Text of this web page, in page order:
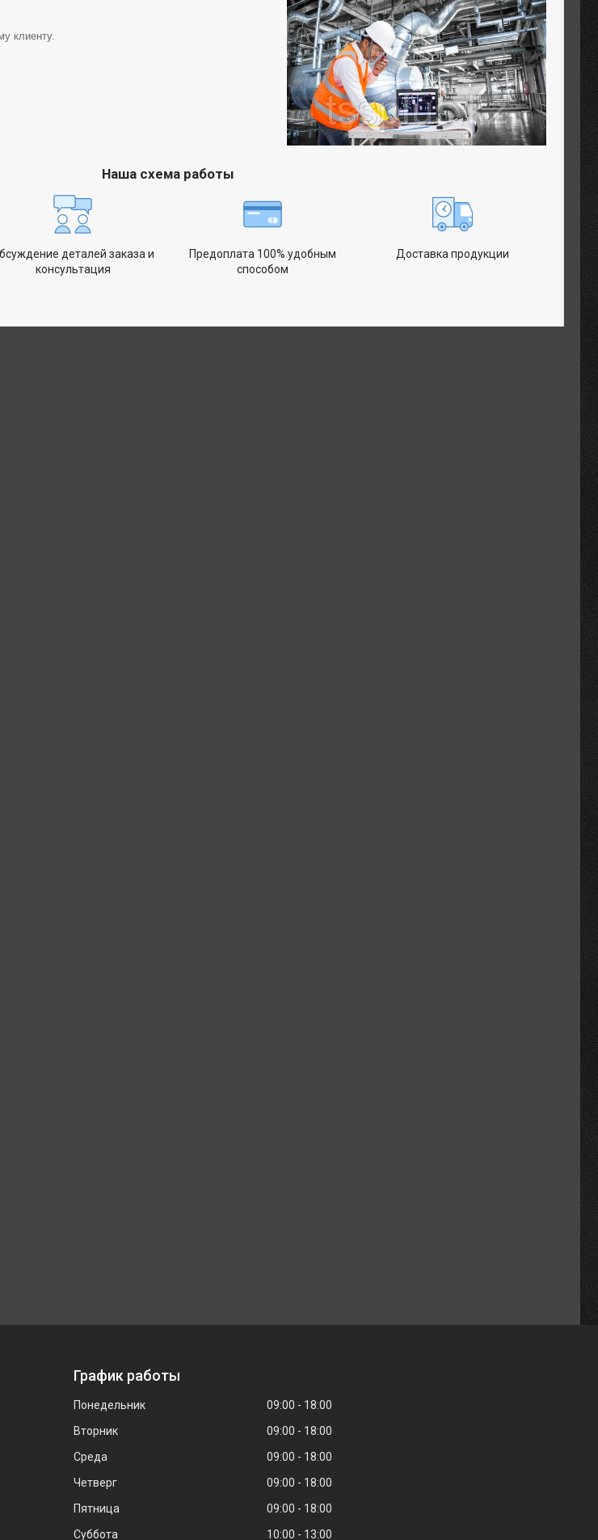
клиенту.
Наша схема работы
деталей заказа и
консультация
Предоплата 100% удобным
способом
Доставка продукции
График работы
Понедельник 09:00
18:00
Вторник
09:00
18:00
Среда
09:00
18:00
Четверг
09:00
18:00
Пятница
09:00
18:00
Суббота
10:00 13:00